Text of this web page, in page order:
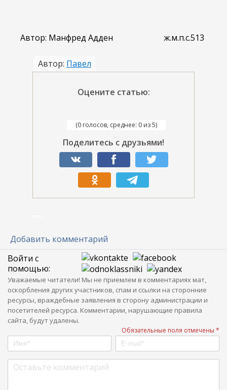
Автор: Манфред Адден ж.м.п.с.513
Автор: Павел
Оцените статью:
(0 голосов, среднее: 0 из 5)
Поделитесь с друзьями!
Добавить комментарий
Войти с
помощью:
Уважаемые читатели! Мы не приемлем в комментариях мат,
оскорбления других участников, спам и ссылки на сторонние
ресурсы, враждебные заявления в сторону администрации и
посетителей ресурса. Комментарии, нарушающие правила
сайта, будут удалены.
Обязательные поля отмечены *